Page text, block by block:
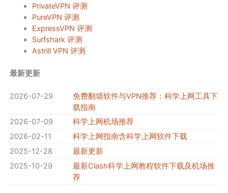
PrivateVPN 评测
PureVPN 评测
ExpressVPN 评测
Surfshark 评测
Astrill VPN 评测
最新更新
2026-07-29
免费翻墙软件与VPN推荐：科学上网工具下
载指南
2026-07-09
科学上网机场推荐
2026-02-11
科学上网指南含科学上网软件下载
2025-12-28
最新更新
2025-10-29
最新Clash科学上网教程软件下载及机场推
荐